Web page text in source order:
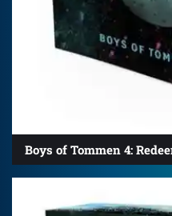
Boys of Tommen 4: